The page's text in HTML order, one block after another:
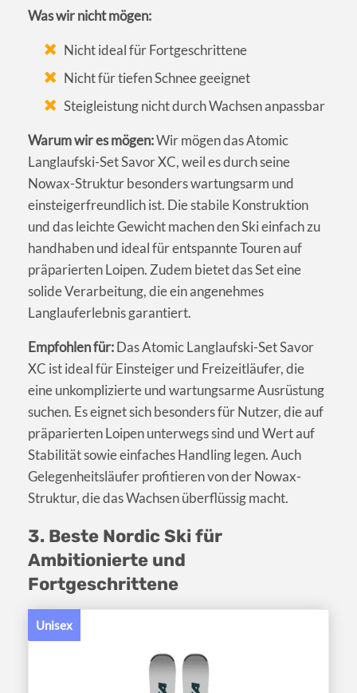
Was wir nicht mögen:
Nicht ideal für Fortgeschrittene
Nicht für tiefen Schnee geeignet
Steigleistung nicht durch Wachsen anpassbar
Warum wir es mögen:Wir mögen das Atomic
Langlaufski-Set Savor XC, weil es durch seine
Nowax-Struktur besonders wartungsarm und
einsteigerfreundlich ist. Die stabile Konstruktion
und das leichte Gewicht machen den Ski einfach zu
handhaben und ideal für entspannte Touren auf
präparierten Loipen. Zudem bietet das Set eine
solide Verarbeitung, die ein angenehmes
Langlauferlebnis garantiert.
Empfohlen für:Das Atomic Langlaufski-Set Savor
XC ist ideal für Einsteiger und Freizeitläufer, die
eine unkomplizierte und wartungsarme Ausrüstung
suchen. Es eignet sich besonders für Nutzer, die auf
präparierten Loipen unterwegs sind und Wert auf
Stabilität sowie einfaches Handling legen. Auch
Gelegenheitsläufer profitieren von der Nowax-
Struktur, die das Wachsen überflüssig macht.
3. Beste Nordic Ski für
Ambitionierte und
Fortgeschrittene
Unisex